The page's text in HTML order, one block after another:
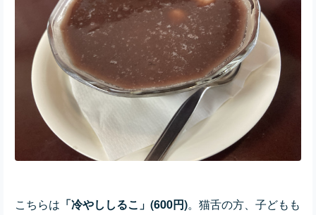
こちらは 「冷やししるこ」(600円)。猫舌の方、子どもも